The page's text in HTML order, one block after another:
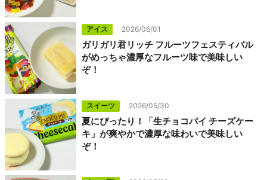
アイス 2026/06/01
ガリガリ君リッチ フルーツフェスティバル
がめっちゃ濃厚なフルーツ味で美味しい
ぞ！
スイーツ 2026/05/30
夏にぴったり！「生チョコパイ チーズケー
キ」が爽やかで濃厚な味わいで美味しい
ぞ！